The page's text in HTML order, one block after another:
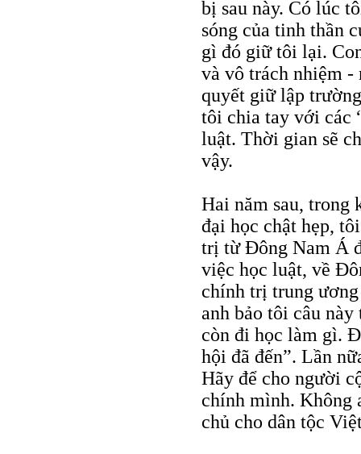
bị sau này. Có lúc
sóng của tinh thần
gì đó giữ tôi lại.
và vô trách nhiệm -
quyết giữ lập
tôi chia tay với các
luật. Thời gian sẽ
vậy.
Hai năm sau, trong
đại học chật hẹp,
trị từ Đông Nam Á
việc học luật, về
chính trị trung
anh bảo tôi câu
còn đi học làm gì.
hội đã đến”. Lần
Hãy để cho người
chính mình. Không
chủ cho dân tộc